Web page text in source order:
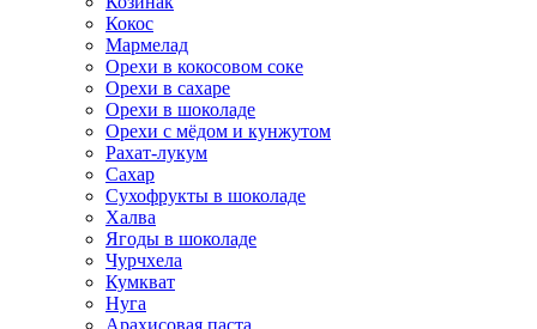
Кокос
Мармелад
Орехи в кокосовом соке
Орехи в сахаре
Орехи в шоколаде
Орехи с мёдом и кунжутом
Рахат-лукум
Сахар
Сухофрукты в шоколаде
Халва
Ягоды в шоколаде
Чурчхела
Кумкват
Нуга
Арахисовая паста